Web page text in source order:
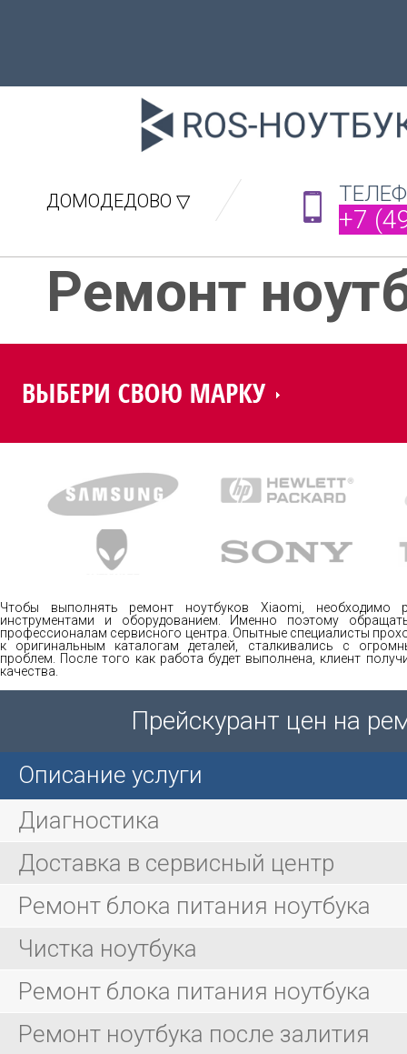
ДОМОДЕДОВО ▽
+7
Ремонт
Чтобы выполнять ремонт ноутбуков Xiaomi, необходимо
инструментами и оборудованием. Именно поэтому
профессионалам сервисного центра. Опытные специалисты
к оригинальным каталогам деталей, сталкивались с
проблем. После того как работа будет выполнена, клиент
качества.
Прейскурант цен на
Описание услуги
Диагностика
Доставка в сервисный центр
Ремонт блока питания ноутбука
Чистка ноутбука
Ремонт блока питания ноутбука
Ремонт ноутбука после залития